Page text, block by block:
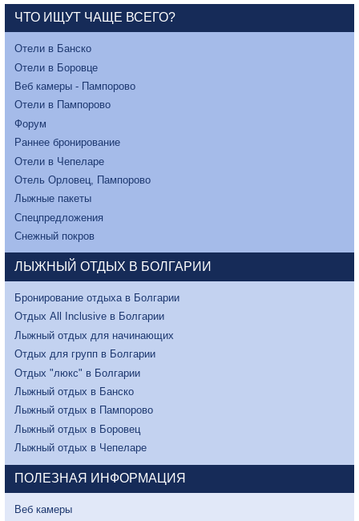
ЧТО ИЩУТ ЧАЩЕ ВСЕГО?
Отели в Банско
Отели в Боровце
Веб камеры - Пампорово
Отели в Пампорово
Форум
Раннее бронирование
Отели в Чепеларе
Отель Орловец, Пампорово
Лыжные пакеты
Спецпредложения
Снежный покров
ЛЫЖНЫЙ ОТДЫХ В БОЛГАРИИ
Бронирование отдыха в Болгарии
Отдых All Inclusive в Болгарии
Лыжный отдых для начинающих
Отдых для групп в Болгарии
Отдых "люкс" в Болгарии
Лыжный отдых в Банско
Лыжный отдых в Пампорово
Лыжный отдых в Боровец
Лыжный отдых в Чепеларе
ПОЛЕЗНАЯ ИНФОРМАЦИЯ
Веб камеры